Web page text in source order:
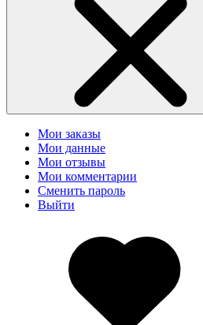
Мои заказы
Мои данные
Мои отзывы
Мои комментарии
Сменить пароль
Выйти